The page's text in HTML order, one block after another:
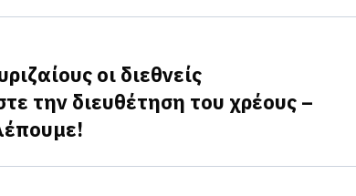
οι διεθνείς
την διευθέτηση του χρέους –